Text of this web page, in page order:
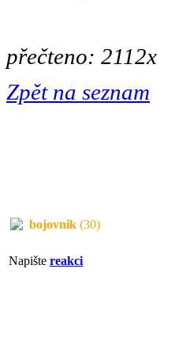
přečteno: 2112x
Zpět na seznam
bojovnik (30)
Napište reakci